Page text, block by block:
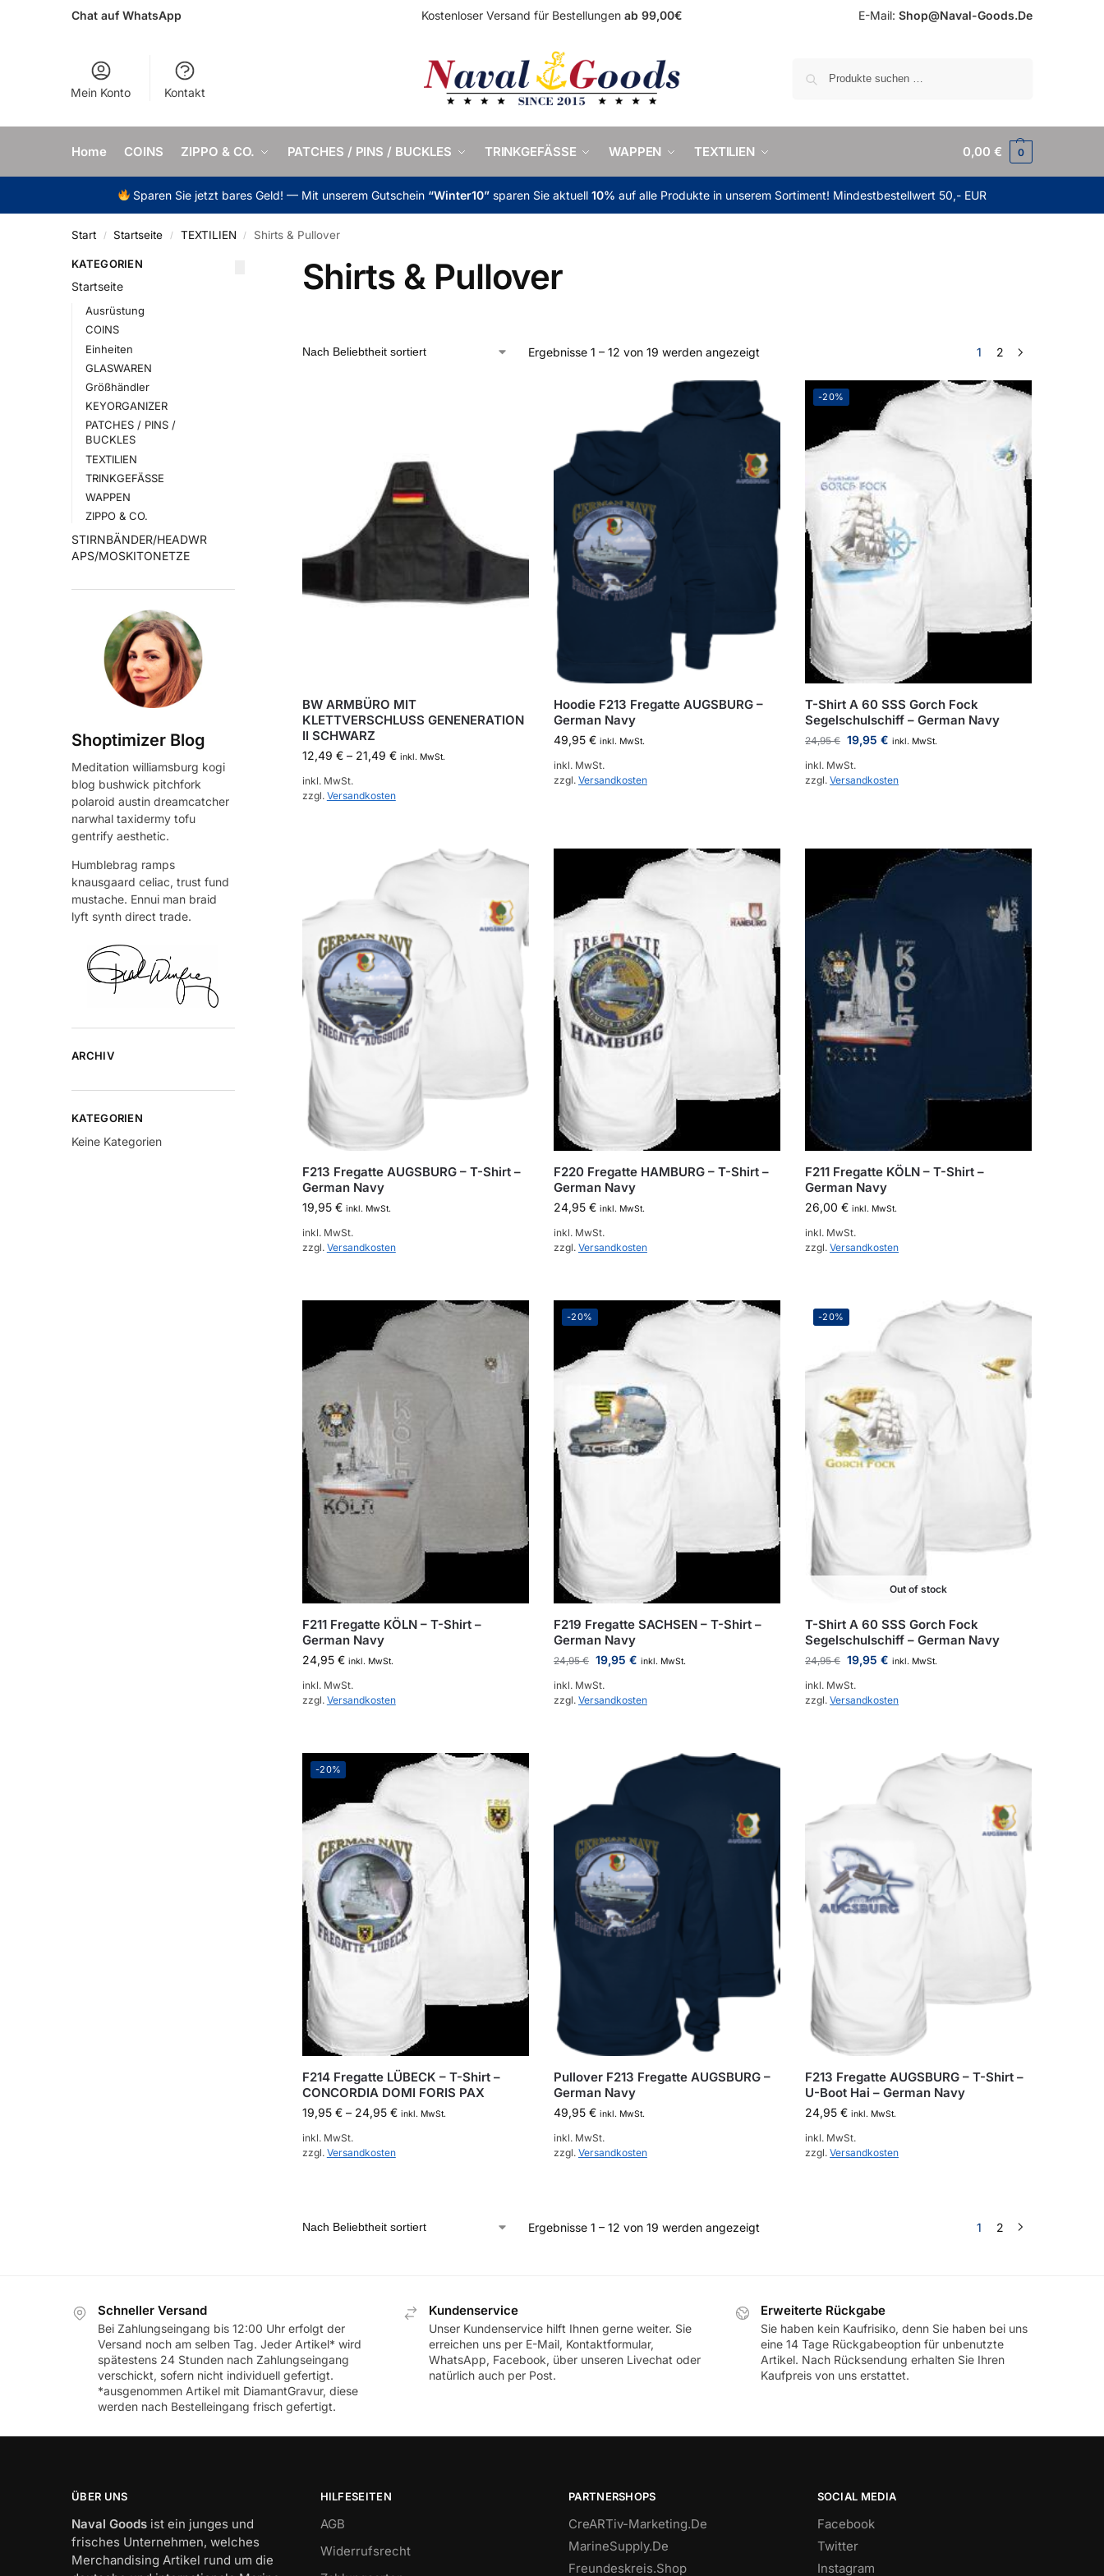
Chat auf WhatsApp Kostenloser Versand für Bestellungen ab 99,00€ E-Mail: Shop@Naval-Goods.De
Mein Konto Kontakt
Home COINS ZIPPO & CO. PATCHES / PINS / BUCKLES TRINKGEFÄSSE WAPPEN TEXTILIEN 0,00€ 0
Sparen Sie jetzt bares Geld! — Mit unserem Gutschein “Winter10” sparen Sie aktuell 10% auf alle Produkte in unserem Sortiment! Mindestbestellwert 50,- EUR
Start / Startseite / TEXTILIEN / Shirts & Pullover
Shirts & Pullover
Ergebnisse 1 – 12 von 19 werden angezeigt 1 2
BW ARMBÜRO MIT
KLETTVERSCHLUSS GENENERATION
II SCHWARZ
12,49 €– 21,49 € inkl. MwSt.
inkl. MwSt.
zzgl. Versandkosten
Hoodie F213 Fregatte AUGSBURG –
German Navy
49,95 € inkl. MwSt.
inkl. MwSt.
zzgl. Versandkosten
-20%
T-Shirt A 60 SSS Gorch Fock
Segelschulschiff – German Navy
24,95€ 19,95€ inkl. MwSt.
inkl. MwSt.
zzgl.Versandkosten
F213 Fregatte AUGSBURG – T-Shirt –
German Navy
19,95 € inkl. MwSt.
inkl. MwSt.
zzgl. Versandkosten
F220 Fregatte HAMBURG – T-Shirt –
German Navy
24,95 € inkl. MwSt.
inkl. MwSt.
zzgl. Versandkosten
F211 Fregatte KÖLN – T-Shirt –
German Navy
26,00€ inkl. MwSt.
inkl. MwSt.
zzgl.Versandkosten
F211 Fregatte KÖLN – T-Shirt –
German Navy
24,95 € inkl. MwSt.
inkl. MwSt.
zzgl. Versandkosten
-20%
F219 Fregatte SACHSEN – T-Shirt –
German Navy
24,95€ 19,95 € inkl. MwSt.
inkl. MwSt.
zzgl. Versandkosten
-20%
Out of stock
T-Shirt A 60 SSS Gorch Fock
Segelschulschiff – German Navy
24,95€ 19,95€ inkl. MwSt.
inkl. MwSt.
zzgl.Versandkosten
-20%
F214 Fregatte LÜBECK – T-Shirt –
CONCORDIA DOMI FORIS PAX
19,95 €– 24,95 € inkl. MwSt.
inkl. MwSt.
zzgl. Versandkosten
Pullover F213 Fregatte AUGSBURG –
German Navy
49,95 € inkl. MwSt.
inkl. MwSt.
zzgl. Versandkosten
F213 Fregatte AUGSBURG – T-Shirt –
U-Boot Hai – German Navy
24,95€ inkl. MwSt.
inkl. MwSt.
zzgl.Versandkosten
Ergebnisse 1 – 12 von 19 werden angezeigt 1 2
KATEGORIEN
Startseite
Ausrüstung
COINS
Einheiten
GLASWAREN
Größhändler
KEYORGANIZER
PATCHES / PINS /
BUCKLES
TEXTILIEN
TRINKGEFÄSSE
WAPPEN
ZIPPO & CO.
STIRNBÄNDER/HEADWR
APS/MOSKITONETZE
Shoptimizer Blog
Meditation williamsburg kogi
blog bushwick pitchfork
polaroid austin dreamcatcher
narwhal taxidermy tofu
gentrify aesthetic.
Humblebrag ramps
knausgaard celiac, trust fund
mustache. Ennui man braid
lyft synth direct trade.
ARCHIV
KATEGORIEN
Keine Kategorien
Schneller Versand
Bei Zahlungseingang bis 12:00 Uhr erfolgt der
Versand noch am selben Tag. Jeder Artikel* wird
spätestens 24 Stunden nach Zahlungseingang
verschickt, sofern nicht individuell gefertigt.
*ausgenommen Artikel mit DiamantGravur, diese
werden nach Bestelleingang frisch gefertigt.
Kundenservice
Unser Kundenservice hilft Ihnen gerne weiter. Sie
erreichen uns per E-Mail, Kontaktformular,
WhatsApp, Facebook, über unseren Livechat oder
natürlich auch per Post.
Erweiterte Rückgabe
Sie haben kein Kaufrisiko, denn Sie haben bei uns
eine 14 Tage Rückgabeoption für unbenutzte
Artikel. Nach Rücksendung erhalten Sie Ihren
Kaufpreis von uns erstattet.
ÜBER UNS
Naval Goods ist ein junges und
frisches Unternehmen, welches
Merchandising Artikel rund um die
HILFESEITEN
AGB
Widerrufsrecht
PARTNERSHOPS
CreARTiv-Marketing.De
MarineSupply.De
Freundeskreis.Shop
SOCIAL MEDIA
Facebook
Twitter
Instagram